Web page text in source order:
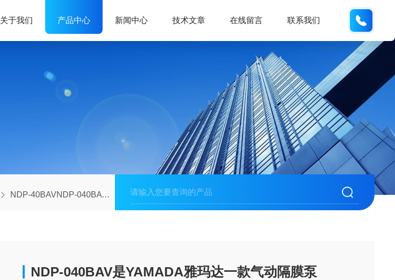
关于我们 产品中心 新闻中心 技术文章 在线留言 联系我们
NDP-40BAVNDP-040BAV是YAMADA雅玛达一款气动隔膜泵
NDP-040BAV是YAMADA雅玛达一款气动隔膜泵